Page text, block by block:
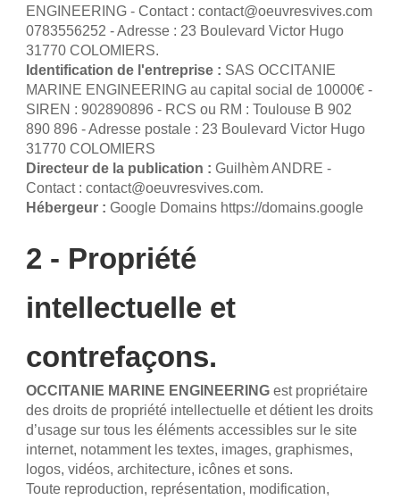
ENGINEERING - Contact : contact@oeuvresvives.com
0783556252 - Adresse : 23 Boulevard Victor Hugo
31770 COLOMIERS.
Identification de l'entreprise : SAS OCCITANIE
MARINE ENGINEERING au capital social de 10000€ -
SIREN : 902890896 - RCS ou RM : Toulouse B 902
890 896 - Adresse postale : 23 Boulevard Victor Hugo
31770 COLOMIERS
Directeur de la publication :Guilhèm ANDRE -
Contact : contact@oeuvresvives.com.
Hébergeur : Google Domains https://domains.google
2 - Propriété
intellectuelle et
contrefaçons.
OCCITANIE MARINE ENGINEERING est propriétaire
des droits de propriété intellectuelle et détient les droits
d’usage sur tous les éléments accessibles sur le site
internet, notamment les textes, images, graphismes,
logos, vidéos, architecture, icônes et sons.
Toute reproduction, représentation, modification,